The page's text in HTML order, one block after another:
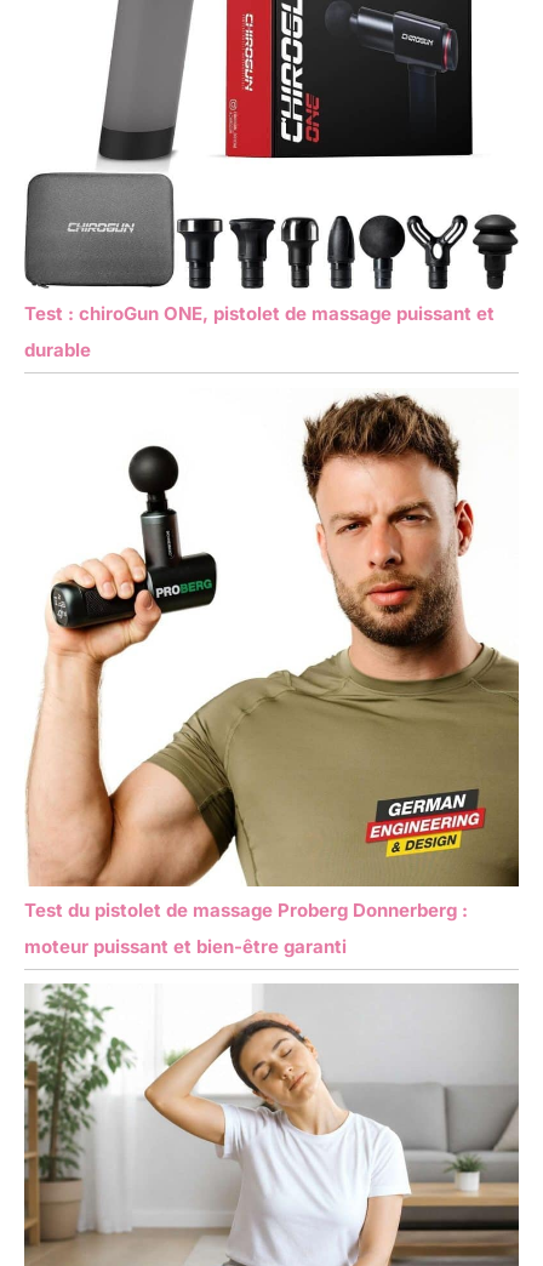
Test : chiroGun ONE, pistolet de massage puissant et
durable
Test du pistolet de massage Proberg Donnerberg :
moteur puissant et bien-être garanti